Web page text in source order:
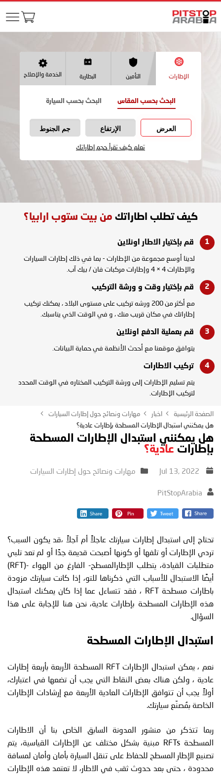
الإطارات التأمين البطارية الخدمة والإصلاح
البحث بحسب المقاس البحث بحسب السيارة
العرض الإرتفاع جم الجنوط
تعلم كيف تقرأ حجم إطاراتك
كيف تطلب اطاراتك من بيت ستوب ارابيا؟
قم بإختيار الاطار اونلاين
لدينا أوسع مجموعة من الإطارات - بما في ذلك إطارات السيارات
والإطارات 4 × 4 وإطارات مركبات فان / بيك آب.
قم بإختيار وقت و ورشة التركيب
مع أكثر من 200 ورشه تركيب على مستوى البلاد ، يمكنك تركيب
إطاراتك في مكان قريب منك ، و في الوقت الذي يناسبك.
قم بعملية الدفع اونلاين
يتوافق موقعنا مع أحدث الأنظمة في حماية البيانات.
تركيب الاطارات
يتم تسليم الإطارات إلى ورشة التركيب المختاره في الوقت المحدد
لتركيب الإطارات.
الصفحة الرئيسية اخبار
مهارات ونصائح حول إطارات السيارات
هل يمكنني استبدال الإطارات المسطحة بإطارات عادية؟
هل يمكنني استبدال الإطارات المسطحة
بإطارات عادية؟
مهارات ونصائح حول إطارات السيارات
PitStopArabia
تحتاج إلى استبدال إطارات سيارتك عاجلاً أم آجلاً ،قد يكون السبب؟
تردي الإطارات أو تلفها أو كونها أصبحت قديمة جدًا أو لم تعد تلبي
متطلبات القيادة، يتطلب الإطارالمسطح- الفارغ من الهواء -(RFT)
أيضًا الاستبدال للأسباب التي ذكرناها للتو، إذا كانت سيارتك مزودة
باطارات مسطحة RFT ، فقد تتساءل عما إذا كان يمكنك استبدال
هذه الإطارات المسطحة بإطارات عادية، نحن هنا للإجابة على هذا
السؤال.
استبدال الإطارات المسطحة
نعم ، يمكن استبدال الإطارات RFT المسطحة الأربعة بأربعة إطارات
عادية ، ولكن هناك بعض النقاط التي يجب أن تضعها في اعتبارك،
أولاً يجب أن تتوافق الإطارات العادية الأربعة مع إرشادات الإطارات
الخاصة بمُصنِّع سيارتك.
ربما تتذكر من منشور المدونة السابق الخاص بنا أن الاطارات
المسطحة RFTs مبنية بشكل مختلف عن الإطارات القياسية، يتم
تصنيع الإطار المسطح للحفاظ على تنقل السيارة بأمان وأمان لمسافة
محدودة ، حتى بعد حدوث ثقب في الاطار، لا تعتمد هذه الإطارات